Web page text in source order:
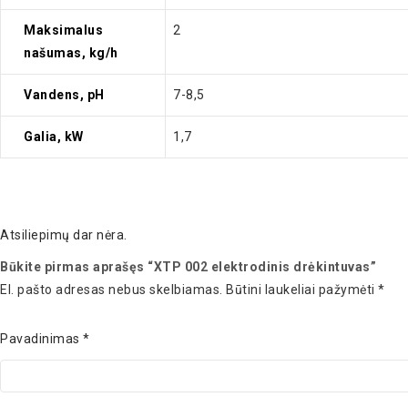
Maksimalus
našumas, kg/h
2
Vandens, pH 7-8,5
Galia, kW 1,7
Atsiliepimų dar nėra.
Būkite pirmas aprašęs “XTP 002 elektrodinis drėkintuvas”
El. pašto adresas nebus skelbiamas.
Būtini laukeliai pažymėti *
Pavadinimas *